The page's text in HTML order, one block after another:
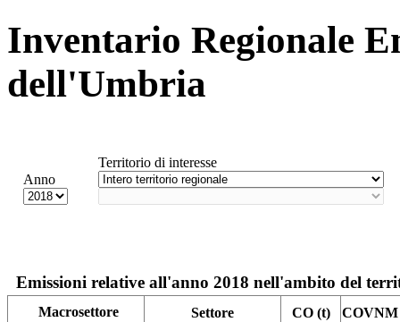
Inventario Regionale
dell'Umbria
Anno
Territorio di interesse
Emissioni relative all'anno 2018 nell'ambito del
Macrosettore Settore CO (t)
COVNM